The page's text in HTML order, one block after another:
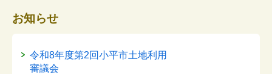
お知らせ
令和8年度第2回小平市土地利用
審議会